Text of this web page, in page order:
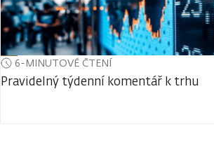
6-MINUTOVÉ ČTENÍ
Pravidelný týdenní komentář k trhu